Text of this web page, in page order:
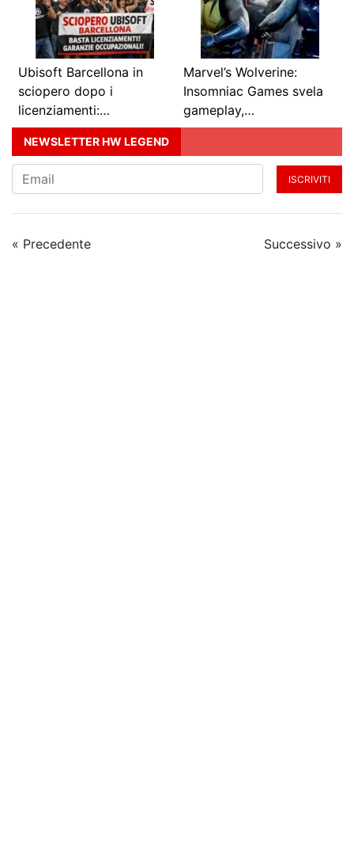
Ubisoft Barcellona in
sciopero dopo i
licenziamenti:…
Marvel’s Wolverine:
Insomniac Games svela
gameplay,…
NEWSLETTER HW LEGEND
ISCRIVITI
« Precedente Successivo »